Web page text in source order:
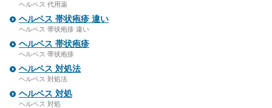
ヘルペス 代用薬
ヘルペス 帯状疱疹 違い
ヘルペス 帯状疱疹 違い
ヘルペス 帯状疱疹
ヘルペス 帯状疱疹
ヘルペス 対処法
ヘルペス 対処法
ヘルペス 対処
ヘルペス 対処